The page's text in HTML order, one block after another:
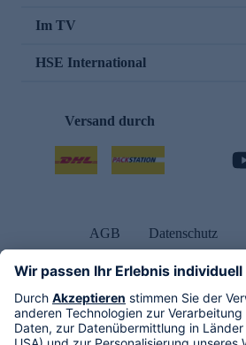
Im TV
HSE International
Versand durch
AGB Datenschutz
Alle Rechte vorbehalten. Alle Preise inkl.